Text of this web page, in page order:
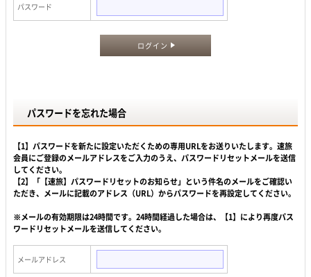
パスワード
ログイン
パスワードを忘れた場合
【1】パスワードを新たに設定いただくための専用URLをお送りいたします。速旅
会員にご登録のメールアドレスをご入力のうえ、パスワードリセットメールを送信
してください。
【2】「【速旅】パスワードリセットのお知らせ」という件名のメールをご確認い
ただき、メールに記載のアドレス（URL）からパスワードを再設定してください。
※メールの有効期限は24時間です。24時間経過した場合は、【1】により再度パス
ワードリセットメールを送信してください。
メールアドレス